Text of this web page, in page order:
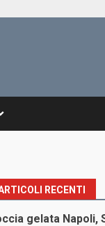
RECENTI
gelata Napoli,